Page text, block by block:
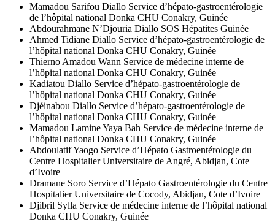
Mamadou Sarifou Diallo Service d’hépato-gastroentérologie
de l’hôpital national Donka CHU Conakry, Guinée
Abdourahmane N’Djouria Diallo SOS Hépatites Guinée
Ahmed Tidiane Diallo Service d’hépato-gastroentérologie de
l’hôpital national Donka CHU Conakry, Guinée
Thierno Amadou Wann Service de médecine interne de
l’hôpital national Donka CHU Conakry, Guinée
Kadiatou Diallo Service d’hépato-gastroentérologie de
l’hôpital national Donka CHU Conakry, Guinée
Djéinabou Diallo Service d’hépato-gastroentérologie de
l’hôpital national Donka CHU Conakry, Guinée
Mamadou Lamine Yaya Bah Service de médecine interne de
l’hôpital national Donka CHU Conakry, Guinée
Abdoulatif Yaogo Service d’Hépato Gastroentérologie du
Centre Hospitalier Universitaire de Angré, Abidjan, Cote
d’Ivoire
Dramane Soro Service d’Hépato Gastroentérologie du Centre
Hospitalier Universitaire de Cocody, Abidjan, Cote d’Ivoire
Djibril Sylla Service de médecine interne de l’hôpital national
Donka CHU Conakry, Guinée